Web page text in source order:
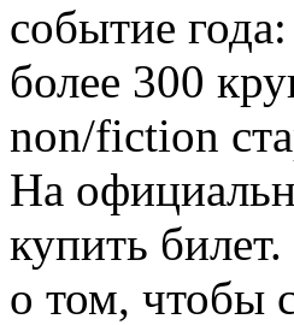
событие
более 300
non/fiction
На
купить
о том, чтобы